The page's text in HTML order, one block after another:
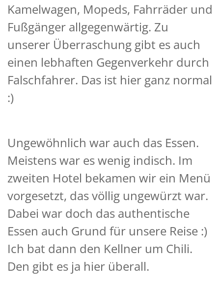
Kamelwagen, Mopeds, Fahrräder und
Fußgänger allgegenwärtig. Zu
unserer Überraschung gibt es auch
einen lebhaften Gegenverkehr durch
Falschfahrer. Das ist hier ganz normal
:)
Ungewöhnlich war auch das Essen.
Meistens war es wenig indisch. Im
zweiten Hotel bekamen wir ein Menü
vorgesetzt, das völlig ungewürzt war.
Dabei war doch das authentische
Essen auch Grund für unsere Reise :)
Ich bat dann den Kellner um Chili.
Den gibt es ja hier überall.